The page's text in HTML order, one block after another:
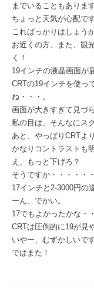
までいることもあります
ちょっと天気が心配で
こればっかりはしょう
お近くの方、また、観
く！
19インチの液晶画面が
CRTの19インチを使っ
ね・・・。
画面が大きすぎて見づ
私の目は、そんなにス
あと、やっぱりCRTよ
かなりコントラストも
え、もっと下げろ？
そうですか・・・・・
17インチと2-3000円の
ーん、でかい。
17でもよかったかな・
CRTは圧倒的に19が見
いやー、むずかしいで
ではまた！